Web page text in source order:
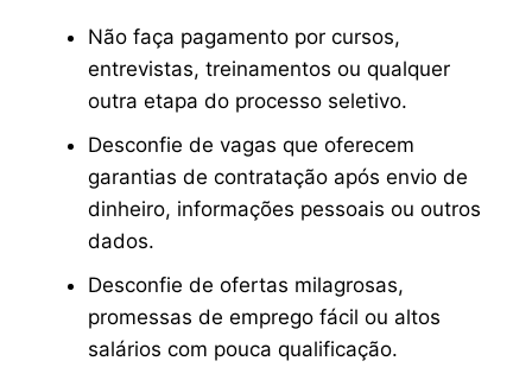
Não faça pagamento por cursos,
entrevistas, treinamentos ou qualquer
outra etapa do processo seletivo.
Desconfie de vagas que oferecem
garantias de contratação após envio de
dinheiro, informações pessoais ou outros
dados.
Desconfie de ofertas milagrosas,
promessas de emprego fácil ou altos
salários com pouca qualificação.